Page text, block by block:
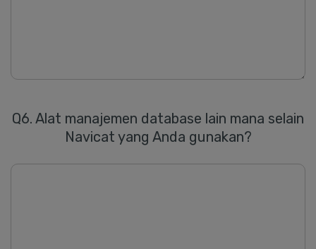
Q6. Alat manajemen database lain mana selain
Navicat yang Anda gunakan?